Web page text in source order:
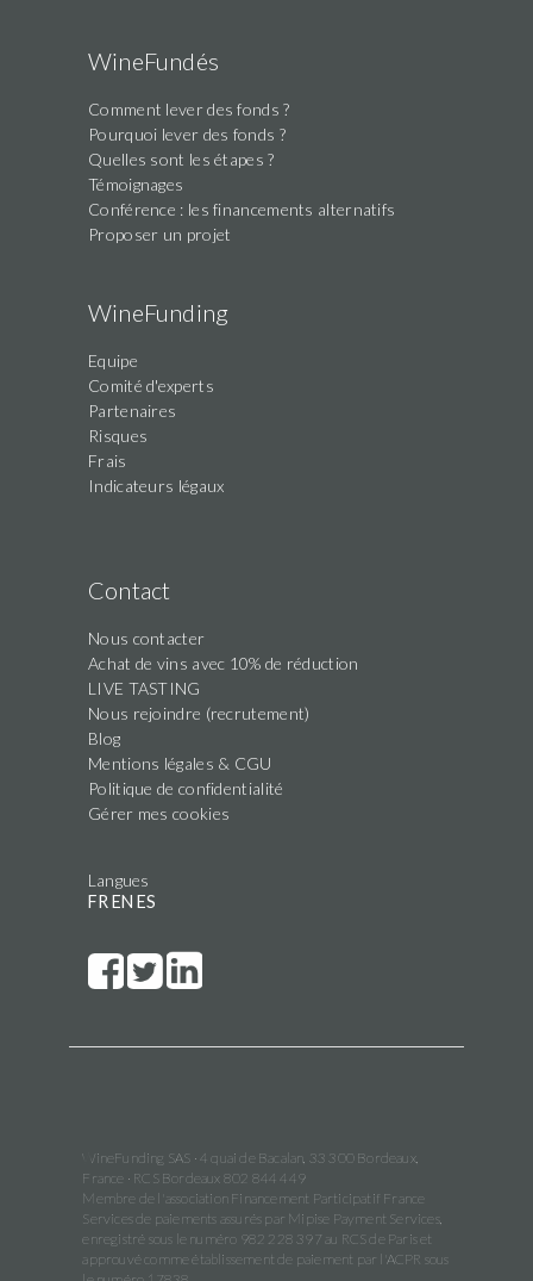
WineFundés
Comment lever des fonds ?
Pourquoi lever des fonds ?
Quelles sont les étapes ?
Témoignages
Conférence : les financements alternatifs
Proposer un projet
WineFunding
Equipe
Comité d'experts
Partenaires
Risques
Frais
Indicateurs légaux
Contact
Nous contacter
Achat de vins avec 10% de réduction
LIVE TASTING
Nous rejoindre (recrutement)
Blog
Mentions légales & CGU
Politique de confidentialité
Gérer mes cookies
Langues
FR EN ES
WineFunding SAS · 4 quai de Bacalan, 33 300 Bordeaux,
France · RCS Bordeaux 802 844 449
Membre de l'association Financement Participatif France
Services de paiements assurés par Mipise Payment Services,
enregistré sous le numéro 982 228 397 au RCS de Paris et
approuvé comme établissement de paiement par l'ACPR sous